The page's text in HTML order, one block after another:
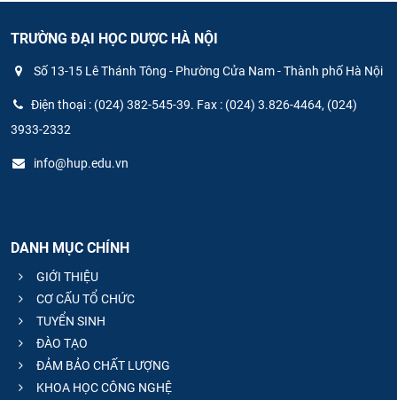
TRƯỜNG ĐẠI HỌC DƯỢC HÀ NỘI
Số 13-15 Lê Thánh Tông - Phường Cửa Nam - Thành phố Hà Nội
Điện thoại : (024) 382-545-39. Fax : (024) 3.826-4464, (024)
3933-2332
info@hup.edu.vn
DANH MỤC CHÍNH
GIỚI THIỆU
CƠ CẤU TỔ CHỨC
TUYỂN SINH
ĐÀO TẠO
ĐẢM BẢO CHẤT LƯỢNG
KHOA HỌC CÔNG NGHỆ